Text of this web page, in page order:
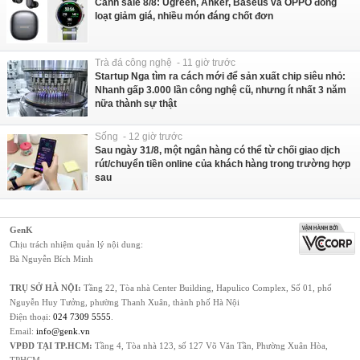
Canh sale 8/8: Ugreen, Anker, Baseus và OPPO đồng
loạt giảm giá, nhiều món đáng chốt đơn
Trà đá công nghệ - 11 giờ trước
Startup Nga tìm ra cách mới để sản xuất chip siêu nhỏ:
Nhanh gấp 3.000 lần công nghệ cũ, nhưng ít nhất 3 năm
nữa thành sự thật
Sống - 12 giờ trước
Sau ngày 31/8, một ngân hàng có thể từ chối giao dịch
rút/chuyển tiền online của khách hàng trong trường hợp
sau
GenK
Chịu trách nhiệm quản lý nội dung:
Bà Nguyễn Bích Minh
TRỤ SỞ HÀ NỘI: Tầng 22, Tòa nhà Center Building, Hapulico Complex, Số 01, phố
Nguyễn Huy Tưởng, phường Thanh Xuân, thành phố Hà Nội
Điện thoại: 024 7309 5555
Email: info@genk.vn
VPĐD TẠI TP.HCM: Tầng 4, Tòa nhà 123, số 127 Võ Văn Tần, Phường Xuân Hòa,